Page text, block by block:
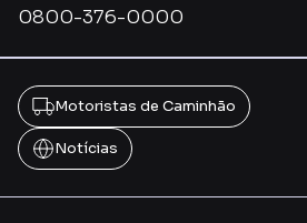
0800-376-0000
Motoristas de Caminhão
Notícias